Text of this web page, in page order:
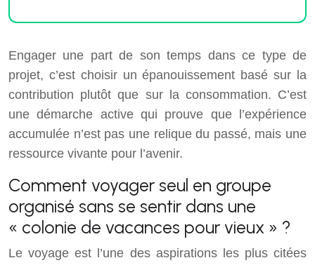
Engager une part de son temps dans ce type de
projet, c’est choisir un épanouissement basé sur la
contribution plutôt que sur la consommation. C’est
une démarche active qui prouve que l’expérience
accumulée n’est pas une relique du passé, mais une
ressource vivante pour l’avenir.
Comment voyager seul en groupe
organisé sans se sentir dans une
« colonie de vacances pour vieux » ?
Le voyage est l’une des aspirations les plus citées